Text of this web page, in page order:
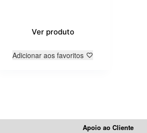
Ver produto
Adicionar aos favoritos
Apoio ao Cliente